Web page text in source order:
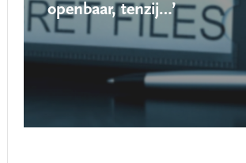
openbaar, tenzij…’